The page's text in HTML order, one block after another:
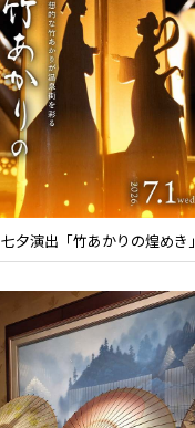
七夕演出「竹あかりの煌めき」